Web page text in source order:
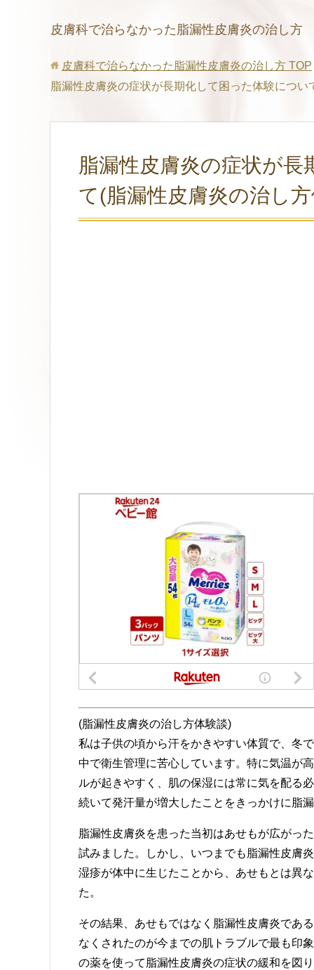
皮膚科で治らなかった脂漏性皮膚炎の治し方
皮膚科で治らなかった脂漏性皮膚炎の治し方 TOP
脂漏性皮膚炎の症状が長期化して困った体験につ
脂漏性皮膚炎の症状が
て(脂漏性皮膚炎の治し
(脂漏性皮膚炎の治し方体験談)
私は子供の頃から汗をかきやすい体質で、冬
中で衛生管理に苦心しています。特に気温が
ルが起きやすく、肌の保湿には常に気を配る
続いて発汗量が増大したことをきっかけに脂
脂漏性皮膚炎を患った当初はあせもが広がっ
試みました。しかし、いつまでも脂漏性皮膚
湿疹が体中に生じたことから、あせもとは異
た。
その結果、あせもではなく脂漏性皮膚炎であ
なくされたのが今までの肌トラブルで最も印
の薬を使って脂漏性皮膚炎の症状の緩和を図